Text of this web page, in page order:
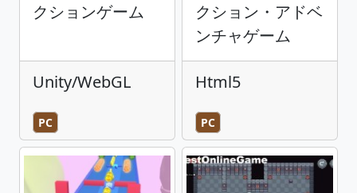
クションゲーム
Unity/WebGL
PC
クション・アドベ
ンチャゲーム
Html5
PC